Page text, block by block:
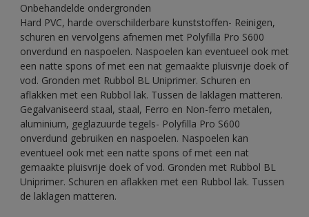
Onbehandelde ondergronden
Hard PVC, harde overschilderbare kunststoffen- Reinigen,
schuren en vervolgens afnemen met Polyfilla Pro S600
onverdund en naspoelen. Naspoelen kan eventueel ook met
een natte spons of met een nat gemaakte pluisvrije doek of
vod. Gronden met Rubbol BL Uniprimer. Schuren en
aflakken met een Rubbol lak. Tussen de laklagen matteren.
Gegalvaniseerd staal, staal, Ferro en Non-ferro metalen,
aluminium, geglazuurde tegels- Polyfilla Pro S600
onverdund gebruiken en naspoelen. Naspoelen kan
eventueel ook met een natte spons of met een nat
gemaakte pluisvrije doek of vod. Gronden met Rubbol BL
Uniprimer. Schuren en aflakken met een Rubbol lak. Tussen
de laklagen matteren.